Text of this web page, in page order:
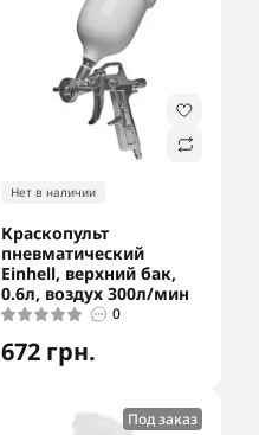
Нет в наличии
Краскопульт
пневматический
Einhell, верхний бак,
0.6л, воздух 300л/мин
0
672 грн.
Под заказ